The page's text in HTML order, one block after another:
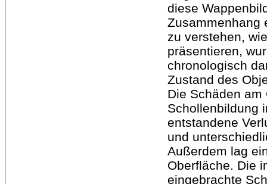
diese
Zusammenhang
zu verstehen,
präsentieren,
chronologisch
Zustand des
Die Schäden
Schollenbildung
entstandene
und
Außerdem lag
Oberfläche. Die
eingebrachte